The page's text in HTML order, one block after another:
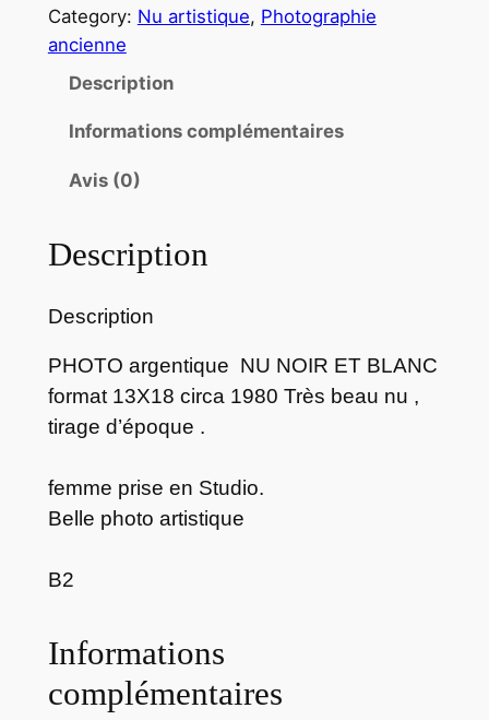
n
t
H
T
a
r
g
n
u
f
m
Category: Nu artistique, Photographie
ancienne
Description
Informations complémentaires
Avis (0)
Description
Description
PHOTO argentique NU NOIR ET BLANC
format 13X18 circa 1980 Très beau nu ,
tirage d’époque .
femme prise en Studio.
Belle photo artistique
B2
Informations
complémentaires